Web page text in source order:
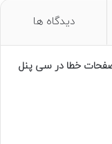
دیدگاه ها
خطا در سی پنل